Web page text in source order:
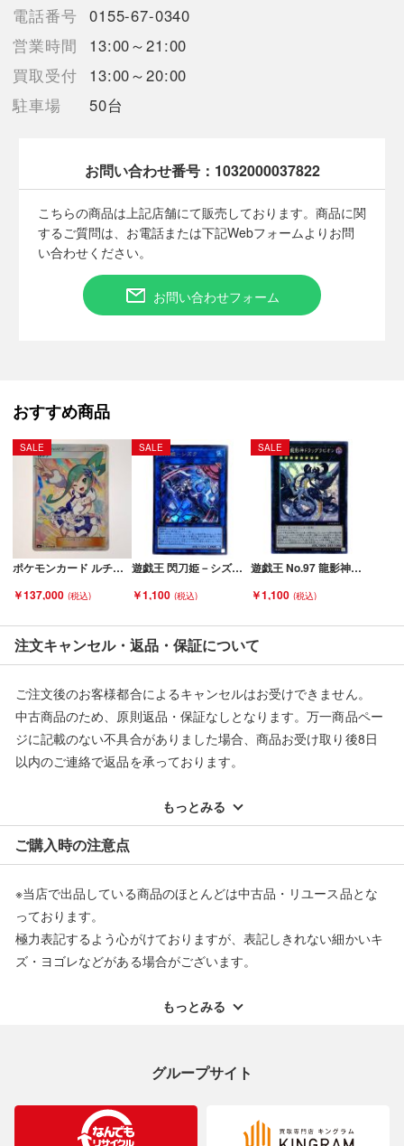
【備考/コメント】
状態に関しましては画像よりご確認下さいませ。
画像・記載のない箇所に、見落としによるキズ等がある場合がご
ざいますのでご留意ください。
トラブル防止のためプレイ用としてご購入お願いします。
りますこと予めご了承ください。
発送の際はスリーブとカードローダーをお付けした上で緩衝材で
保護して発送いたします。
■状態等は画像をご確認・ご参照下さい。
こちらの商品はお客様から買取させていただいた商品であり、
評価ご不要のお客様は、ご落札・ご購入をお控えください。
■弊社（株式会社オカモト）を装った偽装サイトにご注意くださ
い■
弊社（株式会社オカモト）の商品画像や文章を無断盗用した『偽
装サイト』を確認しておりますが、
当店とは一切関係がございませんのでご注意ください。
電話番号 0155-67-0340
営業時間
13:00～21:00
買取受付
13:00～20:00
駐車場
50台
お問い合わせ番号： 1032000037822
こちらの商品は上記店舗にて販売しております。商品に関
するご質問は、お電話または下記Webフォームよりお問
い合わせください。
お問い合わせフォーム
おすすめ商品
SALE
ポケモンカード ルチア 104/096 SM7 SR 折れ有 Cランク
￥137,000
SALE
遊戯王 閃刀姫－シズク SLF1-JP039 ウルトラレア イラスト違い トレカ Bランク
￥1,100
SALE
遊戯王 No.97 龍影神ドラッグラビリオン CP19-JP033 コレクターズレア トレカ Bランク
￥1,100
注文キャンセル・返品・保証について
ご注文後のお客様都合によるキャンセルはお受けできません。
中古商品のため、原則返品・保証なしとなります。万一商品ペー
ジに記載のない不具合がありました場合、商品お受け取り後8日
以内のご連絡で返品を承っております。
配送料ともに当社負担で対応いたします。
※オンラインストアで購入頂いた商品は、店頭での返品はお受け
できません。また、商品の修理及び交換に関しては承ることがで
返品・交換について
もっとみる
ご購入時の注意点
※当店で出品している商品のほとんどは中古品・リユース品とな
っております。
極力表記するよう心がけておりますが、表記しきれない細かいキ
ズ・ヨゴレなどがある場合がございます。
ご理解くださいますようお願い申し上げます。
合がございますのでご了承ください。
※表記したカラー名は、当社が判断した名称を掲載しています。
もっとみる
グループサイト